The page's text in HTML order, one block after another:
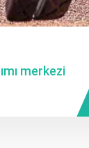
merkezi